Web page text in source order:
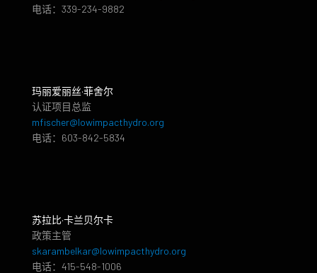
电话：339-234-9882
玛丽爱丽丝·菲舍尔
认证项目总监
mfischer@lowimpacthydro.org
电话：603-842-5834
苏拉比·卡兰贝尔卡
政策主管
skarambelkar@lowimpacthydro.org
电话：415-548-1006